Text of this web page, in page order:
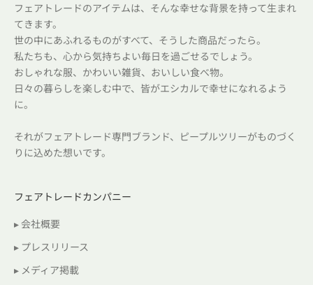
フェアトレードのアイテムは、そんな幸せな背景を持って生まれ
てきます。
世の中にあふれるものがすべて、そうした商品だったら。
私たちも、心から気持ちよい毎日を過ごせるでしょう。
おしゃれな服、かわいい雑貨、おいしい食べ物。
日々の暮らしを楽しむ中で、皆がエシカルで幸せになれるよう
に。
それがフェアトレード専門ブランド、ピープルツリーがものづく
りに込めた想いです。
フェアトレードカンパニー
▸ 会社概要
▸ プレスリリース
▸ メディア掲載